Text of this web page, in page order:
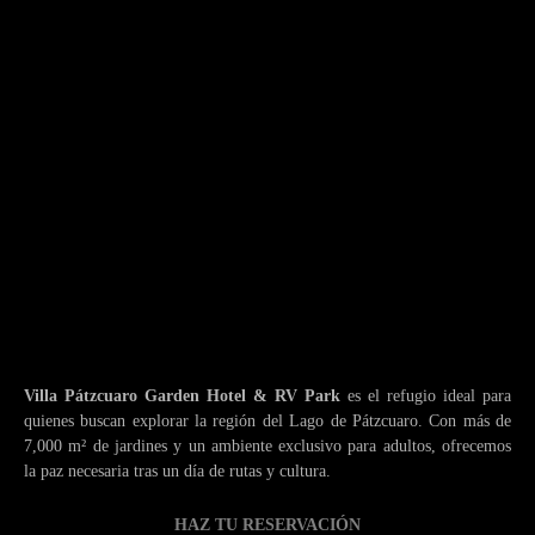
Villa Pátzcuaro Garden Hotel & RV Park es el refugio ideal para
quienes buscan explorar la región del Lago de Pátzcuaro. Con más de
7,000 m² de jardines y un ambiente exclusivo para adultos, ofrecemos
la paz necesaria tras un día de rutas y cultura.
HAZ TU RESERVACIÓN